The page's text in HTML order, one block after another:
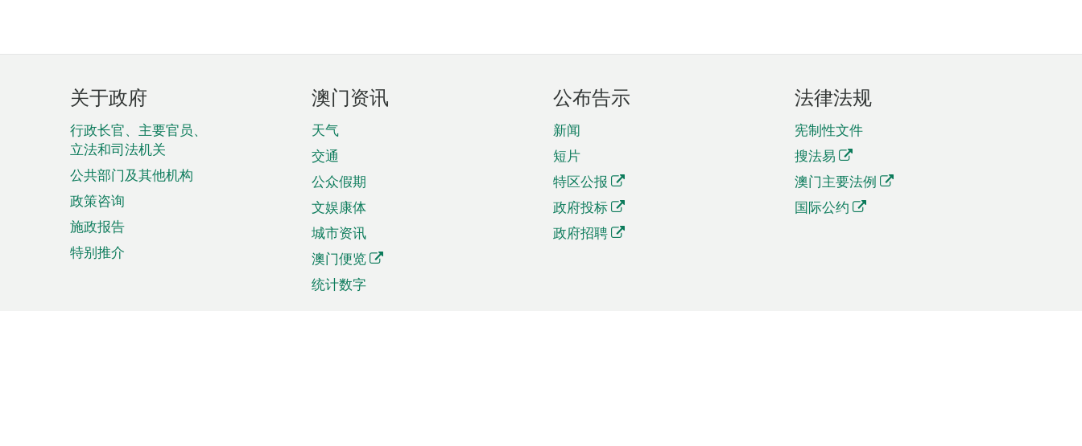
页
脚
菜
单
关于政府
行政长官、主要官员、
立法和司法机关
公共部门及其他机构
政策咨询
施政报告
特别推介
澳门资讯
天气
交通
公众假期
文娱康体
城市资讯
澳门便览
统计数字
公布告示
新闻
短片
特区公报
政府投标
政府招聘
法律法规
宪制性文件
搜法易
澳门主要法例
国际公约